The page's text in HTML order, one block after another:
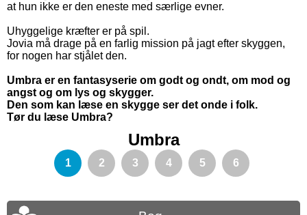
at hun ikke er den eneste med særlige evner.
Uhyggelige kræfter er på spil.
Jovia må drage på en farlig mission på jagt efter skyggen,
for nogen har stjålet den.
Umbra er en fantasyserie om godt og ondt, om mod og
angst og om lys og skygger.
Den som kan læse en skygge ser det onde i folk.
Tør du læse Umbra?
Umbra
1 2 3 4 5 6